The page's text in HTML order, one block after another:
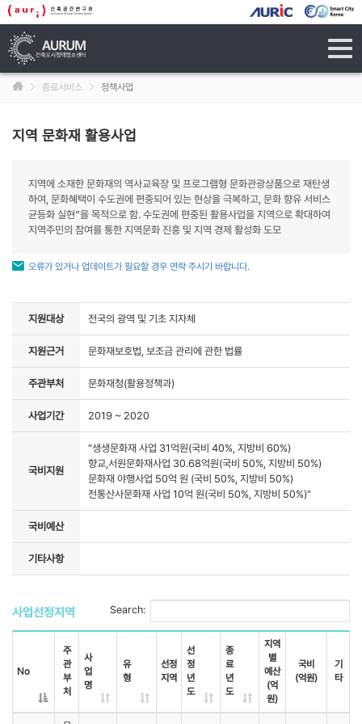
종료서비스 정책사업
지역 문화재 활용사업
지역에 소재한 문화재의 역사교육장 및 프로그램형 문화관광상품으로 재탄생
하여, 문화혜택이 수도권에 편중되어 있는 현상을 극복하고, 문화 향유 서비스
균등화 실현”을 목적으로 함. 수도권에 편중된 활용사업을 지역으로 확대하여
지역주민의 참여를 통한 지역문화 진흥 및 지역 경제 활성화 도모
오류가 있거나 업데이트가 필요할 경우 연락 주시기 바랍니다.
지원대상 전국의 광역 및 기초 지자체
지원근거 문화재보호법, 보조금 관리에 관한 법률
주관부처 문화재청(활용정책과)
사업기간 2019 ~ 2020
국비지원
"생생문화재 사업 31억원(국비 40%, 지방비 60%)
향교,서원문화재사업 30.68억원(국비 50%, 지방비 50%)
문화재 야행사업 50억 원 (국비 50%, 지방비 50%)
전통산사문화재 사업 10억 원(국비 50%, 지방비 50%)"
국비예산
기타사항
사업선정지역 Search:
No
주
관
부
처
사
업
명
유
형
선정
지역
선
정
년
도
종
료
년
도
지역
별
예산
(억
원)
국비
(억원)
기
타